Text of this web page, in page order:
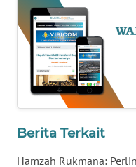
Berita Terkait
Hamzah Rukmana:
JATIM
WN
BALI
WN
KALBAR
KALTENG